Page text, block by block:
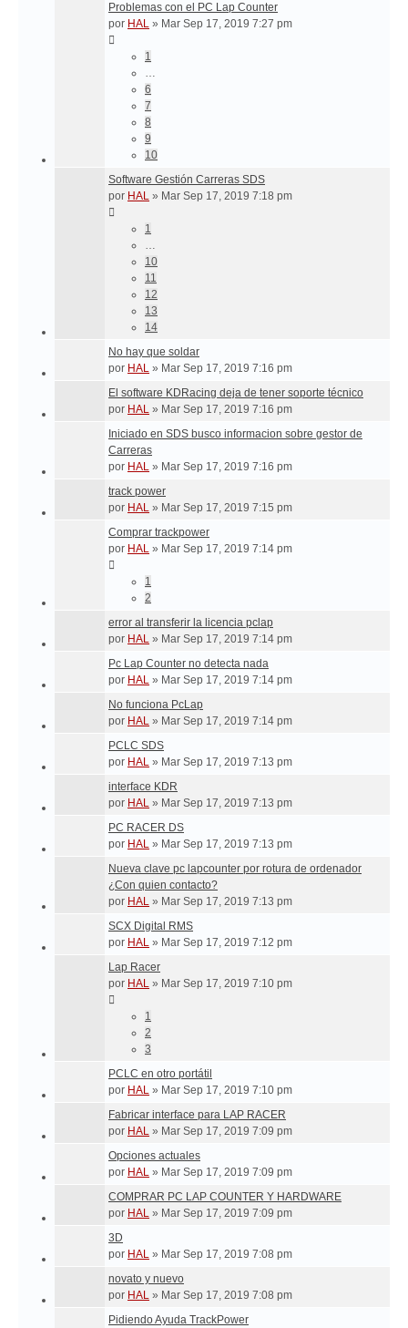
Problemas con el PC Lap Counter
por HAL » Mar Sep 17, 2019 7:27 pm
1
…
6
7
8
9
10
Software Gestión Carreras SDS
por HAL » Mar Sep 17, 2019 7:18 pm
1
…
10
11
12
13
14
No hay que soldar
por HAL » Mar Sep 17, 2019 7:16 pm
El software KDRacing deja de tener soporte técnico
por HAL » Mar Sep 17, 2019 7:16 pm
Iniciado en SDS busco informacion sobre gestor de
Carreras
por HAL » Mar Sep 17, 2019 7:16 pm
track power
por HAL » Mar Sep 17, 2019 7:15 pm
Comprar trackpower
por HAL » Mar Sep 17, 2019 7:14 pm
1
2
error al transferir la licencia pclap
por HAL » Mar Sep 17, 2019 7:14 pm
Pc Lap Counter no detecta nada
por HAL » Mar Sep 17, 2019 7:14 pm
No funciona PcLap
por HAL » Mar Sep 17, 2019 7:14 pm
PCLC SDS
por HAL » Mar Sep 17, 2019 7:13 pm
interface KDR
por HAL » Mar Sep 17, 2019 7:13 pm
PC RACER DS
por HAL » Mar Sep 17, 2019 7:13 pm
Nueva clave pc lapcounter por rotura de ordenador
¿Con quien contacto?
por HAL » Mar Sep 17, 2019 7:13 pm
SCX Digital RMS
por HAL » Mar Sep 17, 2019 7:12 pm
Lap Racer
por HAL » Mar Sep 17, 2019 7:10 pm
1
2
3
PCLC en otro portátil
por HAL » Mar Sep 17, 2019 7:10 pm
Fabricar interface para LAP RACER
por HAL » Mar Sep 17, 2019 7:09 pm
Opciones actuales
por HAL » Mar Sep 17, 2019 7:09 pm
COMPRAR PC LAP COUNTER Y HARDWARE
por HAL » Mar Sep 17, 2019 7:09 pm
3D
por HAL » Mar Sep 17, 2019 7:08 pm
novato y nuevo
por HAL » Mar Sep 17, 2019 7:08 pm
Pidiendo Ayuda TrackPower